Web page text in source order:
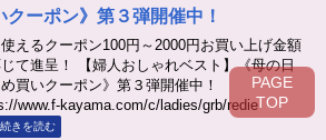
クーポン》第３弾開催中！
えるクーポン100円～2000円お買い上げ金額
て進呈！ 【婦人おしゃれベスト】《母の日
め買いクーポン》第３弾開催中！
www.f-kayama.com/c/ladies/grb/redie
きを読む
PAGE
TOP